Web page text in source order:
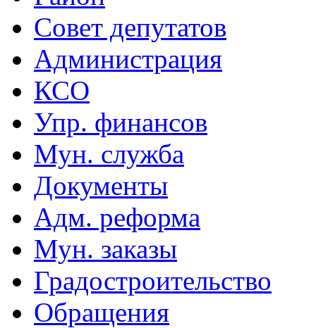
Совет депутатов
Администрация
КСО
Упр. финансов
Мун. служба
Документы
Адм. реформа
Мун. заказы
Градостроительство
Обращения